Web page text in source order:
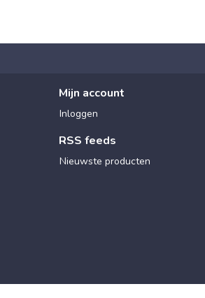
Mijn account
Inloggen
RSS feeds
Nieuwste producten